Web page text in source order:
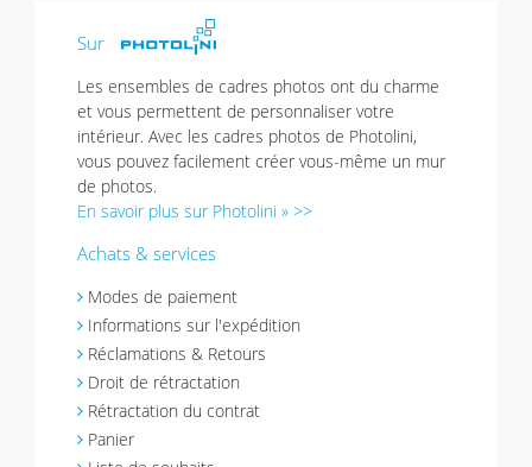
Sur
Les ensembles de cadres photos ont du charme
et vous permettent de personnaliser votre
intérieur. Avec les cadres photos de Photolini,
vous pouvez facilement créer vous-même un mur
de photos.
En savoir plus sur Photolini » >>
Achats & services
Modes de paiement
Informations sur l'expédition
Réclamations & Retours
Droit de rétractation
Rétractation du contrat
Panier